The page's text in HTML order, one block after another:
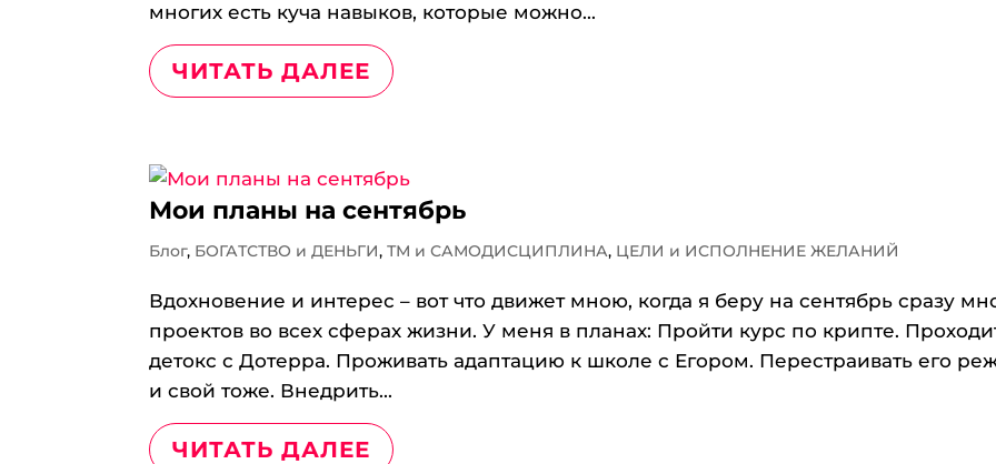
многих есть куча навыков, которые можно...
ЧИТАТЬ ДАЛЕЕ
Мои планы на сентябрь
Блог, БОГАТСТВО и ДЕНЬГИ,ТМ и САМОДИСЦИПЛИНА, ЦЕЛИ и ИСПОЛНЕНИЕ ЖЕЛАНИЙ
Вдохновение и интерес – вот что движет мною, когда я беру на сентябрь сразу
проектов во всех сферах жизни. У меня в планах: Пройти курс по крипте.
детокс с Дотерра. Проживать адаптацию к школе с Егором. Перестраивать его
и свой тоже. Внедрить...
ЧИТАТЬ ДАЛЕЕ